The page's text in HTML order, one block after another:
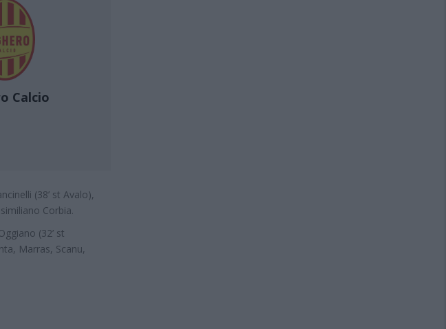
Calcio
(38’ st Avalo),
Corbia.
(32’ st
Marras, Scanu,